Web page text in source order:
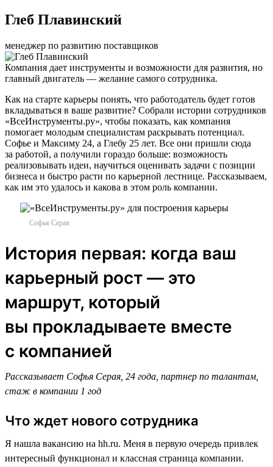
Глеб Плавинский
менеджер по развитию поставщиков
Компания дает инструменты и возможности для развития, но
главный двигатель — желание самого сотрудника.
Как на старте карьеры понять, что работодатель будет готов
вкладываться в ваше развитие? Собрали истории сотрудников
«ВсеИнструменты.ру», чтобы показать, как компания
помогает молодым специалистам раскрывать потенциал.
Софье и Максиму 24, а Глебу 25 лет. Все они пришли сюда
за работой, а получили гораздо больше: возможность
реализовывать идеи, научиться оценивать задачи с позиции
бизнеса и быстро расти по карьерной лестнице. Рассказываем,
как им это удалось и какова в этом роль компании.
Софья Серая
История первая: когда ваш
карьерный рост — это
маршрут, который
вы прокладываете вместе
с компанией
Рассказывает Софья Серая, 24 года, партнер по талантам,
стаж в компании 1 год
Что ждет нового сотрудника
Я нашла вакансию на hh.ru. Меня в первую очередь привлек
интересный функционал и классная страница компании.